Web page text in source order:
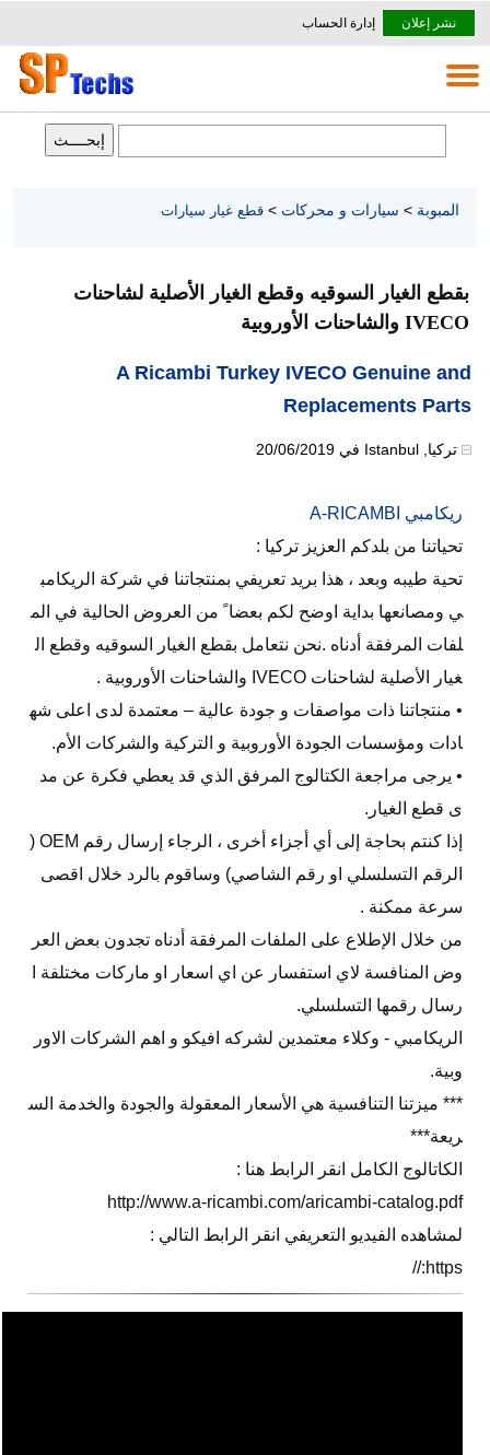
نشر إعلان إدارة الحساب
المبوبة > سيارات و محركات > قطع غيار سيارات
بقطع الغيار السوقيه وقطع الغيار الأصلية لشاحنات
IVECO والشاحنات الأوروبية
A Ricambi Turkey IVECO Genuine and
Replacements Parts
تركيا ,
Istanbul في 20/06/2019
ريكامبي A-RICAMBI
تحياتنا من بلدكم العزيز تركيا :
تحية طيبه وبعد ، هذا بريد تعريفي بمنتجاتنا في شركة الريكامب
ي ومصانعها بداية اوضح لكم بعضا ً من العروض الحالية في الم
لفات المرفقة أدناه .نحن نتعامل بقطع الغيار السوقيه وقطع ال
غيار الأصلية لشاحنات IVECO والشاحنات الأوروبية .
• منتجاتنا ذات مواصفات و جودة عالية – معتمدة لدى اعلى شه
ادات ومؤسسات الجودة الأوروبية و التركية والشركات الأم.
• يرجى مراجعة الكتالوج المرفق الذي قد يعطي فكرة عن مد
ى قطع الغيار.
إذا كنتم بحاجة إلى أي أجزاء أخرى ، الرجاء إرسال رقم OEM (
الرقم التسلسلي او رقم الشاصي) وساقوم بالرد خلال اقصى
سرعة ممكنة .
من خلال الإطلاع على الملفات المرفقة أدناه تجدون بعض العر
وض المنافسة لاي استفسار عن اي اسعار او ماركات مختلفة ا
رسال رقمها التسلسلي.
الريكامبي - وكلاء معتمدين لشركه افيكو و اهم الشركات الاور
وبية.
*** ميزتنا التنافسية هي الأسعار المعقولة والجودة والخدمة الس
ريعة***
الكاتالوج الكامل انقر الرابط هنا :
http://www.a-ricambi.com/aricambi-catalog.pdf
لمشاهده الفيديو التعريفي انقر الرابط التالي :
https://